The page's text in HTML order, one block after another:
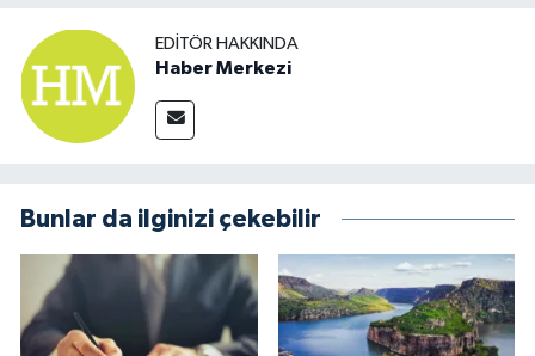
EDITÖR HAKKINDA
Haber Merkezi
Bunlar da ilginizi çekebilir